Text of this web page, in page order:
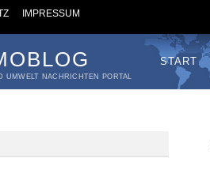
IMPRESSUM
UMWELT NACHRICHTEN PORTAL
START